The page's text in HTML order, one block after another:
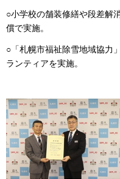
○小学校の舗装修繕や段差解
償で実施。
○「札幌市福祉除雪地域協力
ランティアを実施。